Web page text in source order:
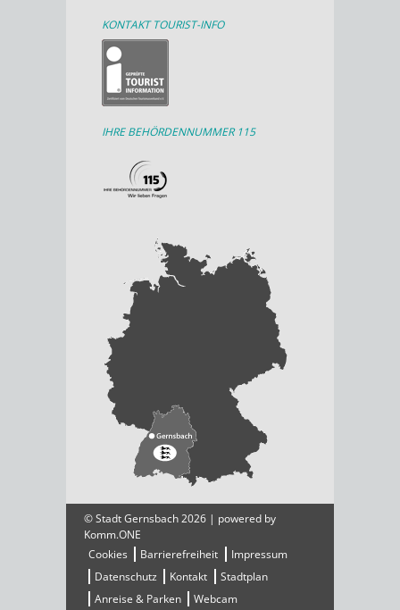
KONTAKT TOURIST-INFO
IHRE BEHÖRDENNUMMER 115
© Stadt Gernsbach 2026 | powered by
Komm.ONE
Cookies
Barrierefreiheit
Impressum
Datenschutz
Kontakt
Stadtplan
Anreise & Parken
Webcam